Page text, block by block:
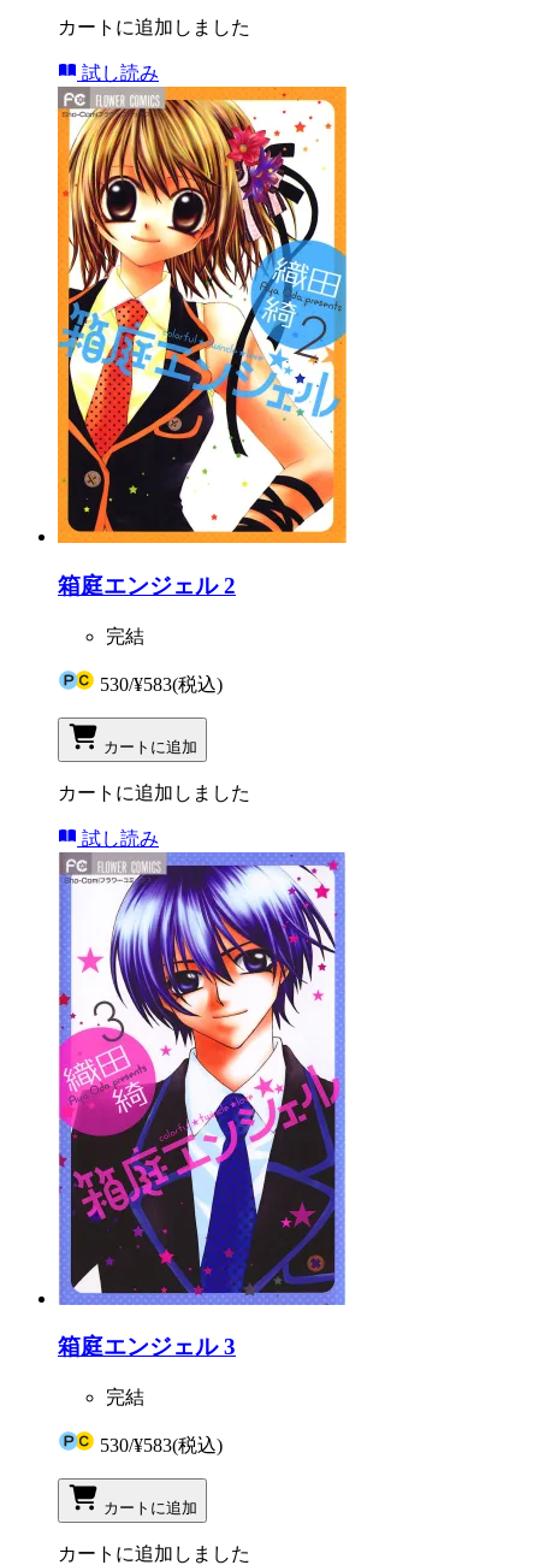
カートに追加しました
試し読み
箱庭エンジェル 2
完結
530/¥583(税込)
カートに追加
カートに追加しました
試し読み
箱庭エンジェル 3
完結
530/¥583(税込)
カートに追加
カートに追加しました